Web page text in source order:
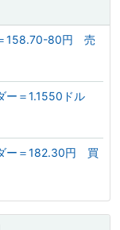
＝158.70-80円 売
ー＝1.1550ドル
ー＝182.30円 買